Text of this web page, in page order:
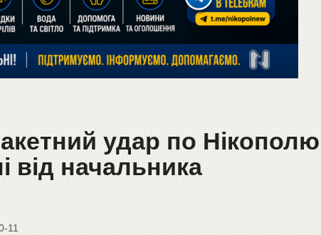
удар по Нікополю
від начальника
11